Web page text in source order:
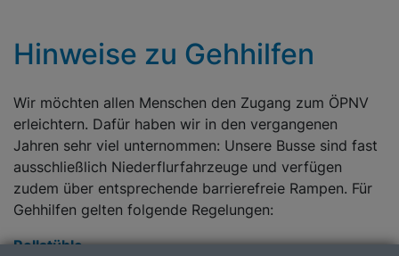
Hinweise zu Gehhilfen
Wir möchten allen Menschen den Zugang zum ÖPNV
erleichtern. Dafür haben wir in den vergangenen
Jahren sehr viel unternommen: Unsere Busse sind fast
ausschließlich Niederflurfahrzeuge und verfügen
zudem über entsprechende barrierefreie Rampen. Für
Gehhilfen gelten folgende Regelungen:
Rollstühle